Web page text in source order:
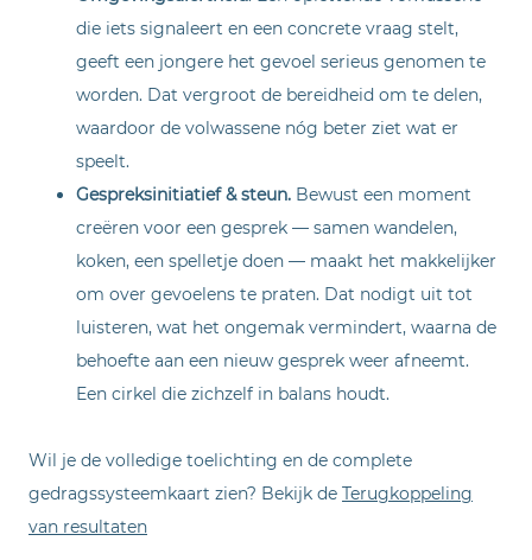
die iets signaleert en een concrete vraag stelt,
geeft een jongere het gevoel serieus genomen te
worden. Dat vergroot de bereidheid om te delen,
waardoor de volwassene nóg beter ziet wat er
speelt.
Gespreksinitiatief & steun. Bewust een moment
creëren voor een gesprek — samen wandelen,
koken, een spelletje doen — maakt het makkelijker
om over gevoelens te praten. Dat nodigt uit tot
luisteren, wat het ongemak vermindert, waarna de
behoefte aan een nieuw gesprek weer afneemt.
Een cirkel die zichzelf in balans houdt.
Wil je de volledige toelichting en de complete
gedragssysteemkaart zien? Bekijk de Terugkoppeling
van resultaten